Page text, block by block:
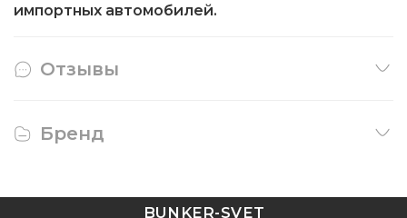
импортных автомобилей.
Отзывы
Бренд
BUNKER-SVET